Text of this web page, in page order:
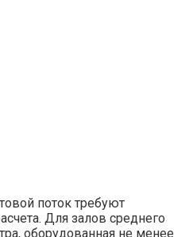
поток требуют
Для залов среднего
оборудованная не менее